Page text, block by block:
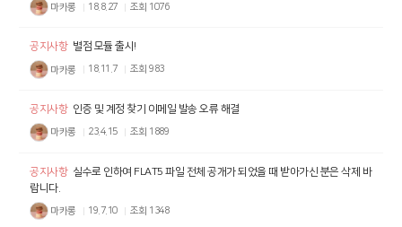
마카롱 18.8.27 조회 1076
공지사항 별점 모듈 출시!
마카롱 18.11.7 조회983
공지사항 인증 및 계정 찾기 이메일 발송 오류 해결
마카롱 23.4.15 조회 1889
공지사항 실수로 인하여 FLAT5 파일 전체 공개가 되었을 때 받아가신 분은 삭제 바
랍니다.
마카롱 19.7.10 조회 1348